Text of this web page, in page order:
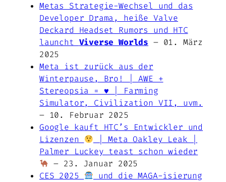
Metas Strategie-Wechsel und das
Developer Drama, heiße Valve
Deckard Headset Rumors und HTC
launcht Viverse Worlds – 01. März
2025
Meta ist zurück aus der
Winterpause, Bro! | AWE +
Stereopsia = ♥️ | Farming
Simulator, Civilization VII, uvm.
– 10. Februar 2025
Google kauft HTC’s Entwickler und
Lizenzen
| Meta Oakley Leak |
Palmer Luckey teast schon wieder
– 23. Januar 2025
CES 2025
und die MAGA-isierung